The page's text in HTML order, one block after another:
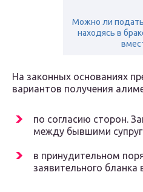
Можно ли
находясь в
На законных основаниях
вариантов получения
по согласию сторон.
между бывшими
в принудительном
заявительного бланка